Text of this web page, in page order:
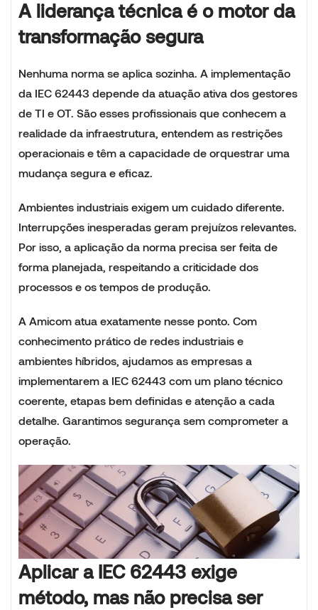
A liderança técnica é o motor da
transformação segura
Nenhuma norma se aplica sozinha. A implementação
da IEC 62443 depende da atuação ativa dos gestores
de TI e OT. São esses profissionais que conhecem a
realidade da infraestrutura, entendem as restrições
operacionais e têm a capacidade de orquestrar uma
mudança segura e eficaz.
Ambientes industriais exigem um cuidado diferente.
Interrupções inesperadas geram prejuízos relevantes.
Por isso, a aplicação da norma precisa ser feita de
forma planejada, respeitando a criticidade dos
processos e os tempos de produção.
A Amicom atua exatamente nesse ponto. Com
conhecimento prático de redes industriais e
ambientes híbridos, ajudamos as empresas a
implementarem a IEC 62443 com um plano técnico
coerente, etapas bem definidas e atenção a cada
detalhe. Garantimos segurança sem comprometer a
operação.
Aplicar a IEC 62443 exige
método, mas não precisa ser